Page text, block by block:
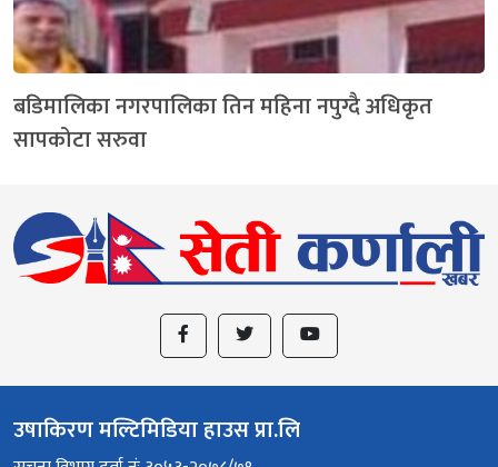
बडिमालिका नगरपालिका तिन महिना नपुग्दै अधिकृत
सापकोटा सरुवा
उषाकिरण मल्टिमिडिया हाउस प्रा.लि